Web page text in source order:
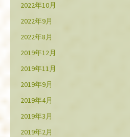
2022年10月
2022年9月
2022年8月
2019年12月
2019年11月
2019年9月
2019年4月
2019年3月
2019年2月